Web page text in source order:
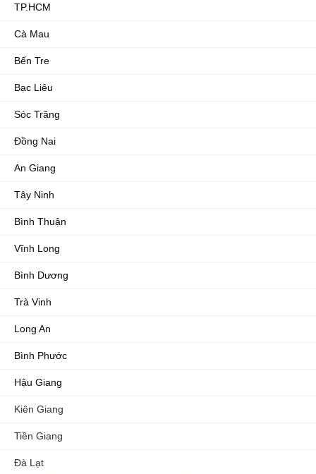
TP.HCM
Cà Mau
Bến Tre
Bạc Liêu
Sóc Trăng
Đồng Nai
An Giang
Tây Ninh
Bình Thuận
Vĩnh Long
Bình Dương
Trà Vinh
Long An
Bình Phước
Hậu Giang
Kiên Giang
Tiền Giang
Đà Lạt